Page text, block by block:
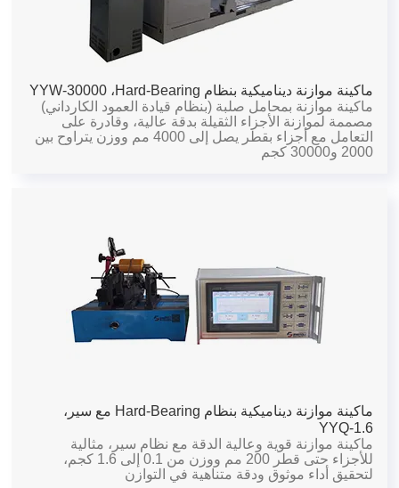
ماكينة موازنة ديناميكية بنظام Hard-Bearing،
YYW-30000
ماكينة موازنة بمحامل صلبة (بنظام قيادة العمود الكارداني)
مصممة لموازنة الأجزاء الثقيلة بدقة عالية، وقادرة على
التعامل مع أجزاء بقطر يصل إلى 4000 مم ووزن يتراوح بين
2000 و30000 كجم
ماكينة موازنة ديناميكية بنظام Hard-Bearing مع سير،
YYQ-1.6
ماكينة موازنة قوية وعالية الدقة مع نظام سير، مثالية
للأجزاء حتى قطر 200 مم ووزن من 0.1 إلى 1.6 كجم،
لتحقيق أداء موثوق ودقة متناهية في التوازن